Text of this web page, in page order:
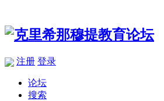
注册 登录
论坛
搜索